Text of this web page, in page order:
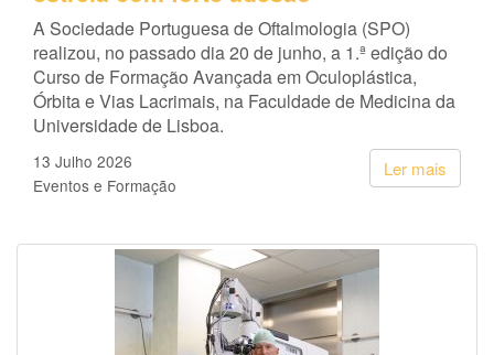
A Sociedade Portuguesa de Oftalmologia (SPO)
realizou, no passado dia 20 de junho, a 1.ª edição do
Curso de Formação Avançada em Oculoplástica,
Órbita e Vias Lacrimais, na Faculdade de Medicina da
Universidade de Lisboa.
Ler mais
13 Julho 2026
Eventos e Formação